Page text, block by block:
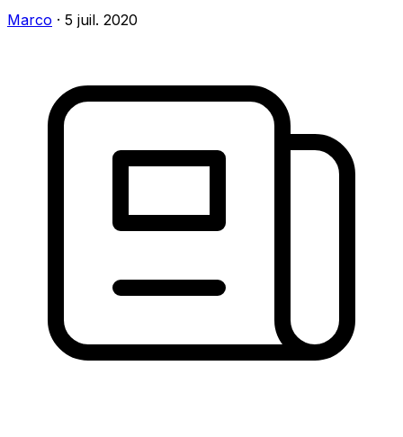
Marco · 5 juil. 2020